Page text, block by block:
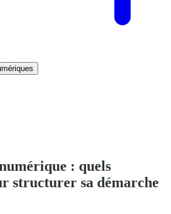
: quels
structurer sa démarche